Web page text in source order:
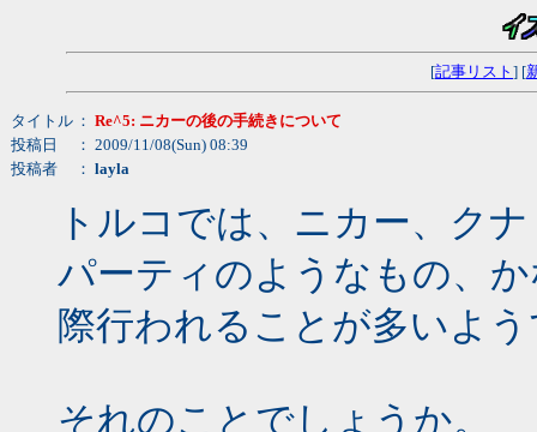
[記事リスト ] [
タイトル ： Re^5: ニカーの後の手続きについて
投稿日
： 2009/11/08(Sun) 08:39
投稿者
： layla
トルコでは、ニカー、ク
パーティのようなもの、
際行われることが多いよ
それのことでしょうか。